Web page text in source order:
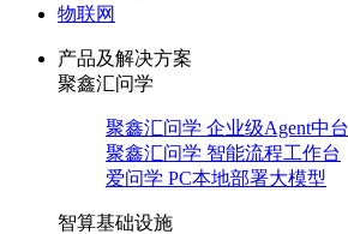
物联网
产品及解决方案
聚鑫汇问学
聚鑫汇问学 企业级Agent中台
聚鑫汇问学 智能流程工作台
爱问学 PC本地部署大模型
智算基础设施